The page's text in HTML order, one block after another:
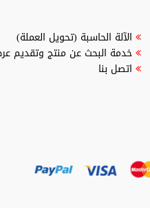
الآلة الحاسبة (تحويل العملة)
خدمة البحث عن منتج وتقديم
اتصل بنا